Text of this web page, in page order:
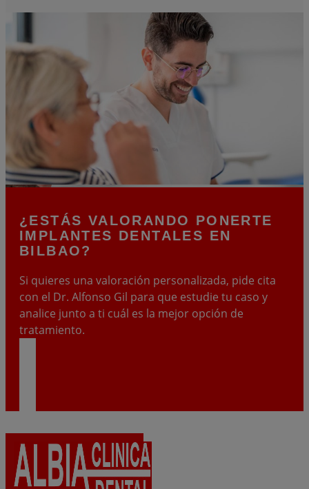
¿ESTÁS VALORANDO PONERTE
IMPLANTES DENTALES EN
BILBAO?
Si quieres una valoración personalizada, pide cita
con el Dr. Alfonso Gil para que estudie tu caso y
analice junto a ti cuál es la mejor opción de
tratamiento.